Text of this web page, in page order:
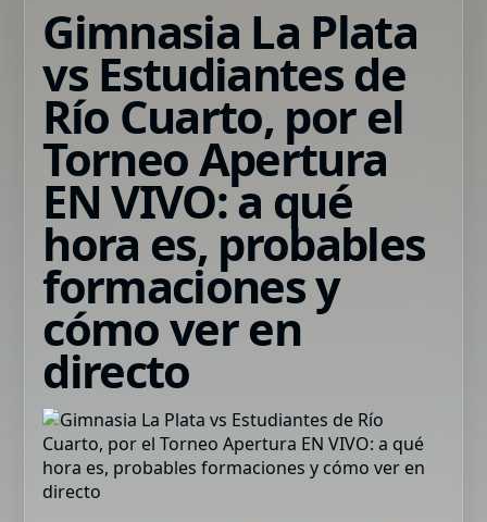
Gimnasia La Plata
vs Estudiantes de
Río Cuarto, por el
Torneo Apertura
EN VIVO: a qué
hora es, probables
formaciones y
cómo ver en
directo